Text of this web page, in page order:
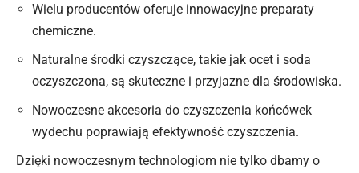
Wielu producentów oferuje innowacyjne preparaty
chemiczne.
Naturalne środki czyszczące, takie jak ocet i soda
oczyszczona, są skuteczne i przyjazne dla środowiska.
Nowoczesne akcesoria do czyszczenia końcówek
wydechu poprawiają efektywność czyszczenia.
Dzięki nowoczesnym technologiom nie tylko dbamy o